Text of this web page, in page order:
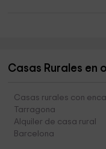
Casas Rurales en
Casas rurales con
Tarragona
Alquiler de casa rural
Barcelona